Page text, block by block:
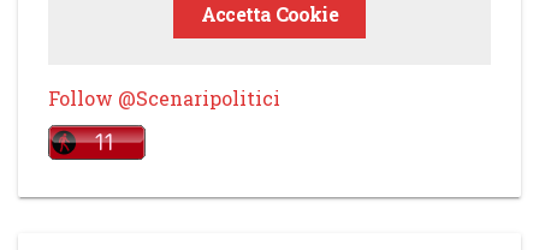
Accetta Cookie
Follow @Scenaripolitici